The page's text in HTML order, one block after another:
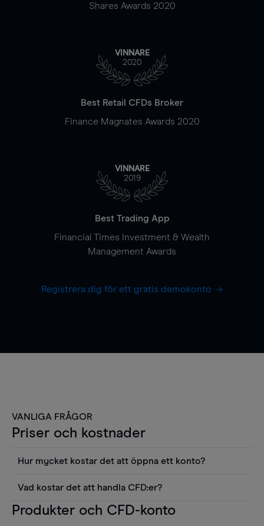
Shares Awards 2020
VINNARE
2020
Best Retail CFDs Broker
Finance Magnates Awards 2020
VINNARE
2019
Best Trading App
Financial Times Investment & Wealth
Management Awards
Registrera dig för ett gratis demokonto
VANLIGA FRÅGOR
Priser och kostnader
Hur mycket kostar det att öppna ett konto?
använda sådana verktyg som diagram, Reuters
Vad kostar det att handla CFD:er?
Det är en rad kostnader att tänka på när man
Produkter och CFD-konto